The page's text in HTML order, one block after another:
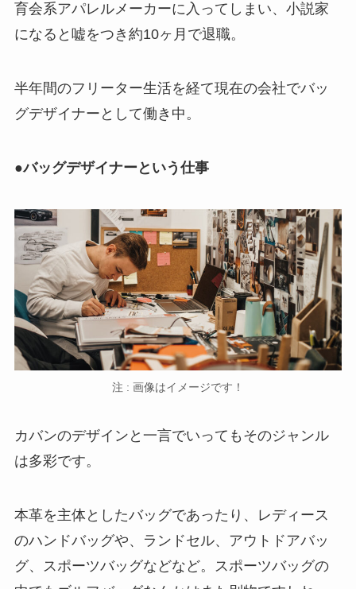
育会系アパレルメーカーに入ってしまい、小説家
になると嘘をつき約10ヶ月で退職。
半年間のフリーター生活を経て現在の会社でバッ
グデザイナーとして働き中。
●バッグデザイナーという仕事
注 : 画像はイメージです！
カバンのデザインと一言でいってもそのジャンル
は多彩です。
本革を主体としたバッグであったり、レディース
のハンドバッグや、ランドセル、アウトドアバッ
グ、スポーツバッグなどなど。スポーツバッグの